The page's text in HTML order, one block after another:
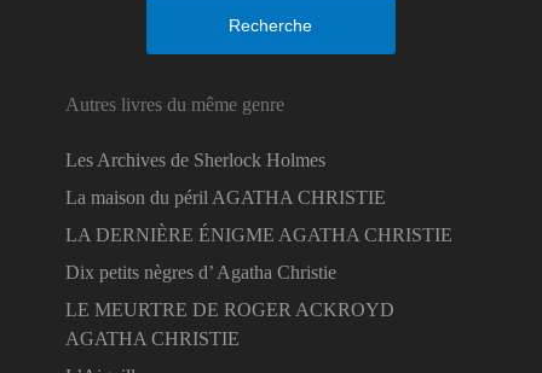
Recherche
Autres livres du même genre
Les Archives de Sherlock Holmes
La maison du péril AGATHA CHRISTIE
LA DERNIÈRE ÉNIGME AGATHA CHRISTIE
Dix petits nègres d’ Agatha Christie
LE MEURTRE DE ROGER ACKROYD
AGATHA CHRISTIE